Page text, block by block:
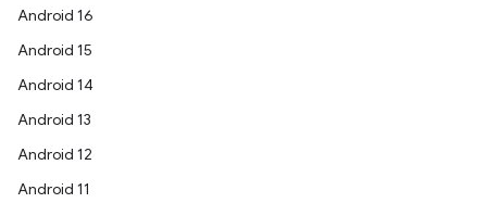
Android 16
Android 15
Android 14
Android 13
Android 12
Android 11